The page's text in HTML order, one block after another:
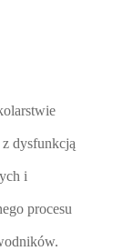
dysfunkcją
i
procesu